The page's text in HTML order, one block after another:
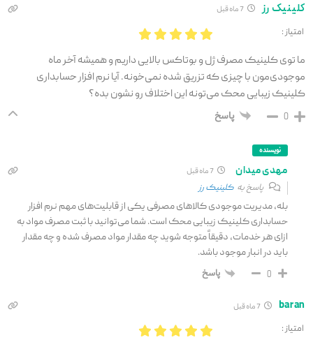
کلینیک رز 7 ماه قبل
امتیاز :
ما توی کلینیک مصرف ژل و بوتاکس بالایی داریم و همیشه آخر ماه
موجودی‌مون با چیزی که تزریق شده نمی‌خونه. آیا نرم افزار حسابداری
کلینیک زیبایی محک می‌تونه این اختلاف رو نشون بده؟
0 پاسخ
نویسنده
مهدی میدان
پاسخ به کلینیک رز
بله، مدیریت موجودی کالاهای مصرفی یکی از قابلیت‌های مهم نرم افزار
حسابداری کلینیک زیبایی محک است. شما می‌توانید با ثبت مصرف مواد به
ازای هر خدمات، دقیقاً متوجه شوید چه مقدار مواد مصرف شده و چه مقدار
باید در انبار موجود باشد.
0 پاسخ
baran 7 ماه قبل
امتیاز :